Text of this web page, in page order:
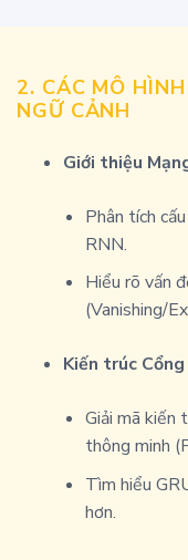
2. CÁC MÔ
NGỮ CẢNH
Giới thiệu
Phân tích
RNN.
Hiểu rõ vấn
(Vanishing/
Kiến trúc
Giải mã kiến
thông minh
Tìm hiểu
hơn.